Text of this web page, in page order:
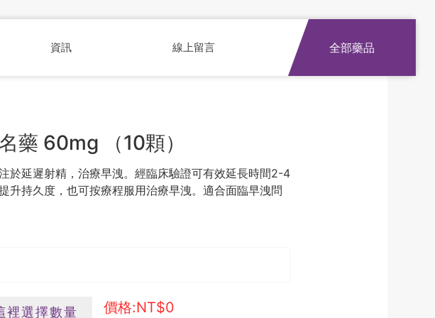
資訊 線上留言 全部藥品
藥 60mg （10顆）
於延遲射精，治療早洩。經臨床驗證可有效延長時間2-4
升持久度，也可按療程服用治療早洩。適合面臨早洩問
價格:NT$0